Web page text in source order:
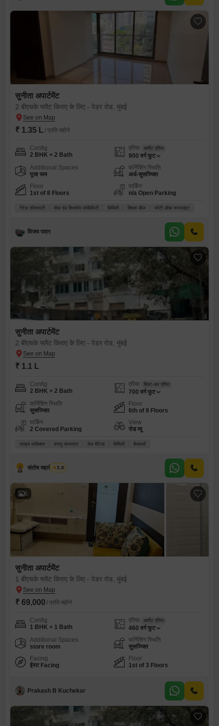
सुनीता अपार्टमेंट
2 बीएचके फ्लैट किराए के लिए - पेडर रोड, मुंबई
₹ 1.35 L / प्रति महीने
Config
2 BHK + 2 Bath
एरिया कार्पेट एरिया
900 वर्ग फुट
Additional Spaces
पूजा रूम
फर्निशिंग स्थिति
अर्ध-सुसज्जित
Floor
1st of 8 Floors
पार्किंग
n/a Open Parking
गेटेड सोसायटी सेफ़ एंड सिक्योर लोकैलिटी फ़ैमिली क्विक डील प्लेंटी ऑफ़ सनलाइट
विजय पवार
सुनीता अपार्टमेंट
2 बीएचके फ्लैट किराए के लिए - पेडर रोड, मुंबई
₹ 1.1 L
Config
2 BHK + 2 Bath
एरिया बिल्ट-अप एरिया
700 वर्ग फुट
फर्निशिंग स्थिति
सुसज्जित
Floor
6th of 9 Floors
पार्किंग
2 Covered Parking
View
रोड व्यू
प्राइम लोकेशन वास्तु कंप्लायंट वेल मेंटेन्ड फ़ैमिली बैचलर्स
संतोष महादेव गवाडे
3.8
6
सुनीता अपार्टमेंट
1 बीएचके फ्लैट किराए के लिए - पेडर रोड, मुंबई
₹ 69,000 / प्रति महीने
Config
1 BHK + 1 Bath
एरिया कार्पेट एरिया
460 वर्ग फुट
Additional Spaces
store room
फर्निशिंग स्थिति
सुसज्जित
Facing
ईस्ट Facing
Floor
1st of 3 Floors
Prakash B Kuchekar